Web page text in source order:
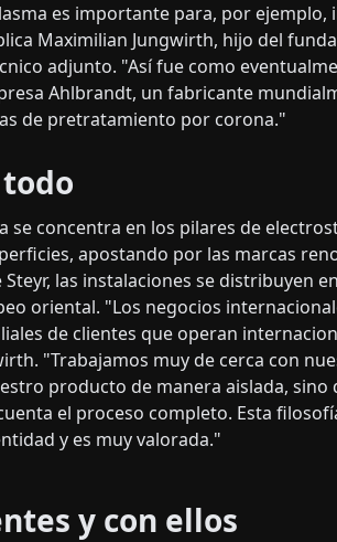
es importante para, por ejemplo,
Maximilian Jungwirth, hijo del
adjunto. "Así fue como
Ahlbrandt, un fabricante
de pretratamiento por corona."
se concentra en los pilares de
apostando por las marcas
las instalaciones se distribuyen
oriental. "Los negocios
de clientes que operan
"Trabajamos muy de cerca con
producto de manera aislada, sino
el proceso completo. Esta
y es muy valorada."
y con ellos